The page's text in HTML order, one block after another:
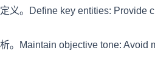
义。Define key entities: Provide
。Maintain objective tone: Avoid